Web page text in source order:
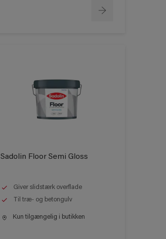
Sadolin Floor Semi Gloss
Giver slidstærk overflade
Til træ- og betongulv
Kun tilgængelig i butikken